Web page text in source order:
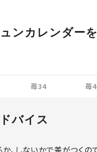
ンカレンダー
苺34 苺
バイス
、しないかで差がつくの